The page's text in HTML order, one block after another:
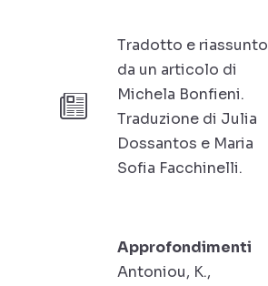
Tradotto e riassunto
da un articolo di
Michela Bonfieni.
Traduzione di Julia
Dossantos e Maria
Sofia Facchinelli.
Approfondimenti
Antoniou, K.,